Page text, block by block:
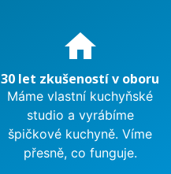
home
30 let zkušeností v oboru
Máme vlastní kuchyňské
studio a vyrábíme
špičkové kuchyně. Víme
přesně, co funguje.